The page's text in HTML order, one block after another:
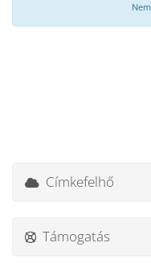
Címkefelhő
Támogatás